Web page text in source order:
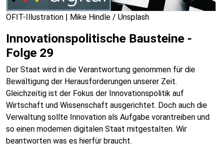
ÖFIT-Illustration | Mike Hindle / Unsplash
Innovationspolitische Bausteine -
Folge 29
Der Staat wird in die Verantwortung genommen für die
Bewältigung der Herausforderungen unserer Zeit.
Gleichzeitig ist der Fokus der Innovationspolitik auf
Wirtschaft und Wissenschaft ausgerichtet. Doch auch die
Verwaltung sollte Innovation als Aufgabe vorantreiben und
so einen modernen digitalen Staat mitgestalten. Wir
beantworten was es hierfür braucht.